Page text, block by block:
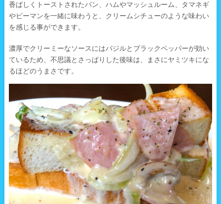
香ばしくトーストされたパン、ハムやマッシュルーム、タマネギ
やピーマンを一緒に味わうと、クリームシチューのような味わい
を感じる事ができます。
濃厚でクリーミーなソースにはバジルとブラックペッパーが効い
ているため、不思議とさっぱりした後味は、まさにヤミツキにな
るほどのうまさです。